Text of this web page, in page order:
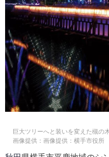
巨大ツリーへと装いを変えた槻の
画像提供：画像提供：横手市役所